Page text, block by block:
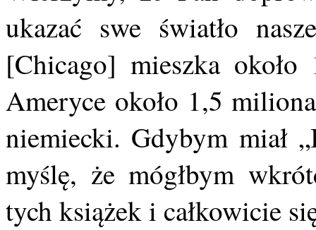
ukazać swe światło
[Chicago] mieszka
Ameryce około 1,5
niemiecki. Gdybym miał
myślę, że mógłbym
tych książek i całkowicie